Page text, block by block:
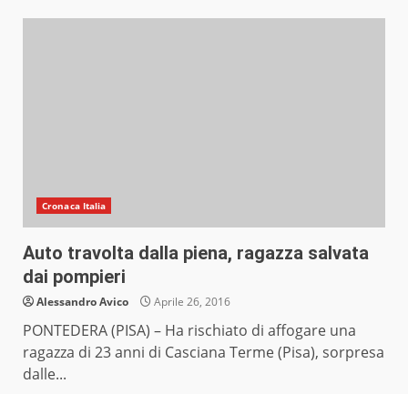
Cronaca Italia
Auto travolta dalla piena, ragazza salvata
dai pompieri
Alessandro Avico Aprile 26, 2016
PONTEDERA (PISA) – Ha rischiato di affogare una
ragazza di 23 anni di Casciana Terme (Pisa), sorpresa
dalle...